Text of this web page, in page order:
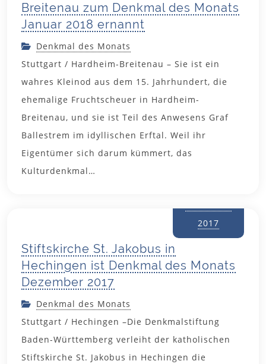
Breitenau zum Denkmal des Monats
Januar 2018 ernannt
Denkmal des Monats
Stuttgart / Hardheim-Breitenau – Sie ist ein
wahres Kleinod aus dem 15. Jahrhundert, die
ehemalige Fruchtscheuer in Hardheim-
Breitenau, und sie ist Teil des Anwesens Graf
Ballestrem im idyllischen Erftal. Weil ihr
Eigentümer sich darum kümmert, das
Kulturdenkmal…
Stiftskirche St. Jakobus in
Hechingen ist Denkmal des Monats
Dezember 2017
2017
Denkmal des Monats
Stuttgart / Hechingen –Die Denkmalstiftung
Baden-Württemberg verleiht der katholischen
Stiftskirche St. Jakobus in Hechingen die